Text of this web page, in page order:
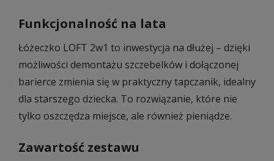
Funkcjonalność na lata
Łóżeczko LOFT 2w1 to inwestycja na dłużej – dzięki
możliwości demontażu szczebelków i dołączonej
barierce zmienia się w praktyczny tapczanik, idealny
dla starszego dziecka. To rozwiązanie, które nie
tylko oszczędza miejsce, ale również pieniądze.
Zawartość zestawu